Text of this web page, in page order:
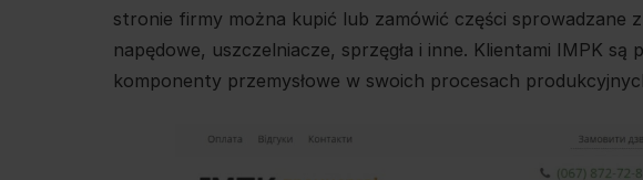
stronie firmy można kupić lub zamówić części sprowadzane
napędowe, uszczelniacze, sprzęgła i inne. Klientami IMPK
komponenty przemysłowe w swoich procesach